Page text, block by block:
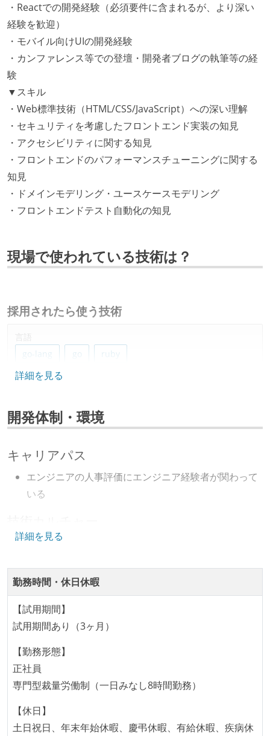
・Reactでの開発経験（必須要件に含まれるが、より深い
経験を歓迎）
・モバイル向けUIの開発経験
・カンファレンス等での登壇・開発者ブログの執筆等の経
験
▼スキル
・Web標準技術（HTML/CSS/JavaScript）への深い理解
・セキュリティを考慮したフロントエンド実装の知見
・アクセシビリティに関する知見
・フロントエンドのパフォーマンスチューニングに関する
知見
・ドメインモデリング・ユースケースモデリング
・フロントエンドテスト自動化の知見
現場で使われている技術は？
採用されたら使う技術
言語
go-lang
go ruby
フレームワーク
データベース
ソースコード管理
git
github
情報共有ツール
slack
その他
kubernetes
amazon-web-services
performance-insight
elasticsearch
argo-cd
datadog terraform
newrelic
mackerel
詳細を見る
開発体制・環境
キャリアパス
エンジニアの人事評価にエンジニア経験者が関わって
いる
CTO またはそれに準じる、技術やワークフローの標準
取締役（社内）または執行役員として、エンジニアリ
ング部門の人間が経営に参加している
経営トップがエンジニア出身、または現役のエンジニ
アである
開発メンバーの裁量
OS やエディタ、IDE といった個人の環境は、各自の責
任で好きなものを使うことができる
企画を決定する場に、実装を担当する開発メンバーが
参加している
詳細を見る
勤務時間・休日休暇
【試用期間】
試用期間あり（3ヶ月）
【勤務形態】
正社員
専門型裁量労働制（一日みなし8時間勤務）
【休日】
土日祝日、年末年始休暇、慶弔休暇、有給休暇、疾病休